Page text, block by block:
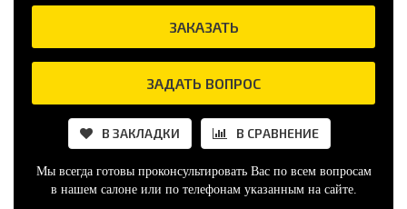
ЗАКАЗАТЬ
ЗАДАТЬ ВОПРОС
В ЗАКЛАДКИ В СРАВНЕНИЕ
Мы всегда готовы проконсультировать Вас по всем вопросам
в нашем салоне или по телефонам указанным на сайте.